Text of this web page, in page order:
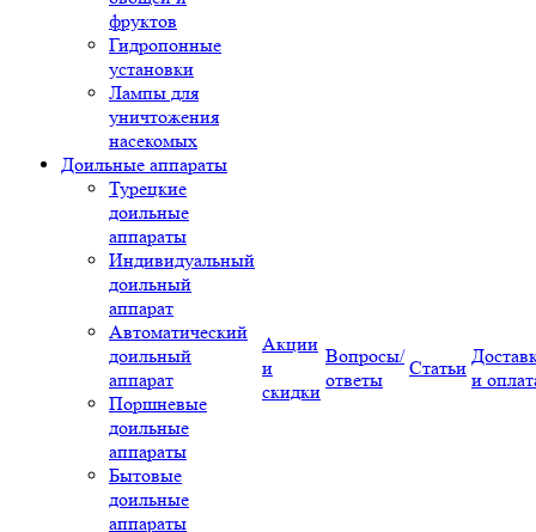
фруктов
Гидропонные
установки
Лампы для
уничтожения
насекомых
Доильные аппараты
Турецкие
доильные
аппараты
Индивидуальный
доильный
аппарат
Автоматический
доильный
аппарат
Поршневые
доильные
аппараты
Бытовые
доильные
аппараты
Акции
и
скидки
Вопросы/
ответы
Статьи
и